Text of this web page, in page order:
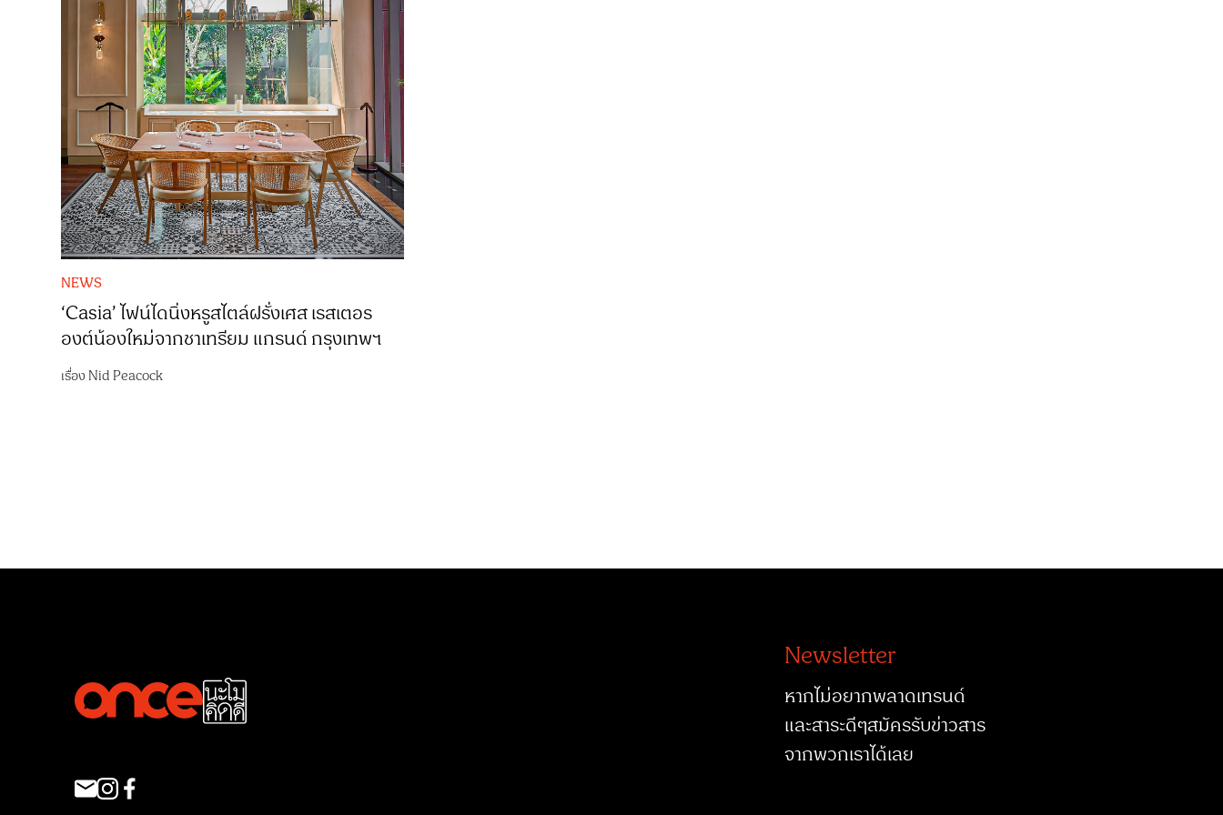
NEWS
‘Casia’ ไฟน์ไดนิ่งหรูสไตล์ฝรั่งเศส เรสเตอร
องต์น้องใหม่จากชาเทรียม แกรนด์ กรุงเทพฯ
เรื่อง Nid Peacock
Newsletter
หากไม่อยากพลาดเทรนด์
และสาระดีๆสมัครรับข่าวสาร
จากพวกเราได้เลย